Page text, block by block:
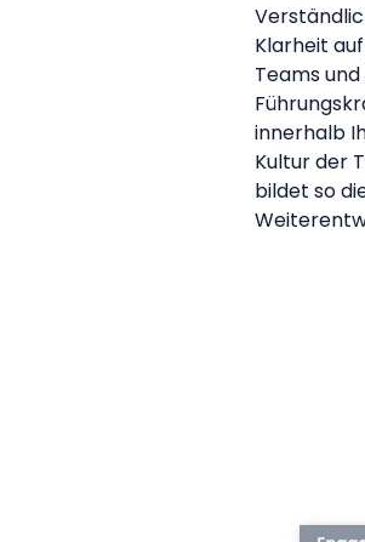
Klarheit
Teams
innerhalb
Kultur der
bildet so